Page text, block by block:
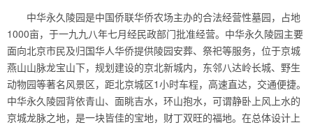
中华永久陵园是中国侨联华侨农场主办的合法经营性墓园，占地
1000亩，于一九九八年七月经民政部门批准经营。中华永久陵园主要
面向北京市民及归国华人华侨提供陵园安葬、祭祀等服务，位于京城
燕山山脉龙宝山下，规划建设的京北新城内，东邻八达岭长城、野生
动物园等著名风景区，距北京城区1小时车程，高速直达，交通便捷。
中华永久陵园背依青山、面眺吉水，环山抱水，可谓静卧上风上水的
京城龙脉之地，是一块皆佳的宝地，财丁双旺的福地。在总体设计上